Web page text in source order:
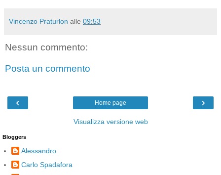
Vincenzo Praturlon alle 09:53
Nessun commento:
Posta un commento
‹ ›
Home page
Visualizza versione web
Bloggers
Alessandro
Carlo Spadafora